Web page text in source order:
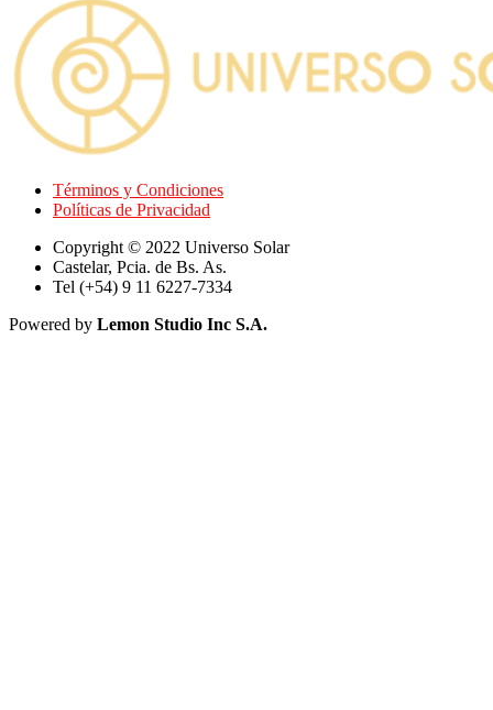
Términos y Condiciones
Políticas de Privacidad
Copyright © 2022 Universo Solar
Castelar, Pcia. de Bs. As.
Tel (+54) 9 11 6227-7334
Powered by Lemon Studio Inc S.A.